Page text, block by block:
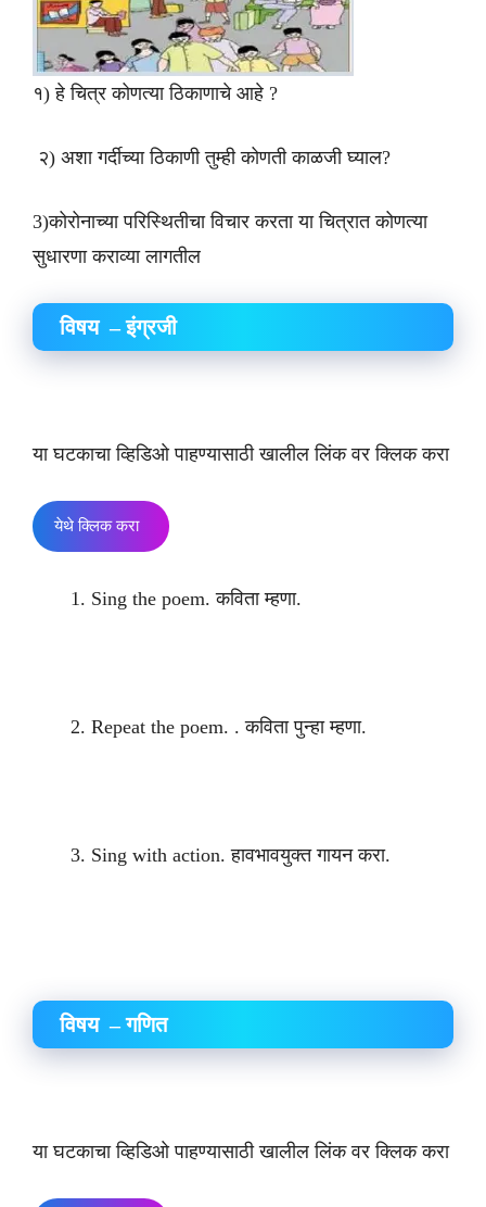
१) हे चित्र कोणत्या ठिकाणाचे आहे ?
२) अशा गर्दीच्या ठिकाणी तुम्ही कोणती काळजी घ्याल?
3)कोरोनाच्या परिस्थितीचा विचार करता या चित्रात कोणत्या
सुधारणा कराव्या लागतील
विषय – इंग्रजी
या घटकाचा व्हिडिओ पाहण्यासाठी खालील लिंक वर क्लिक करा
येथे क्लिक करा
Sing the poem. कविता म्हणा.
Repeat the poem. . कविता पुन्हा म्हणा.
Sing with action. हावभावयुक्त गायन करा.
विषय – गणित
या घटकाचा व्हिडिओ पाहण्यासाठी खालील लिंक वर क्लिक करा